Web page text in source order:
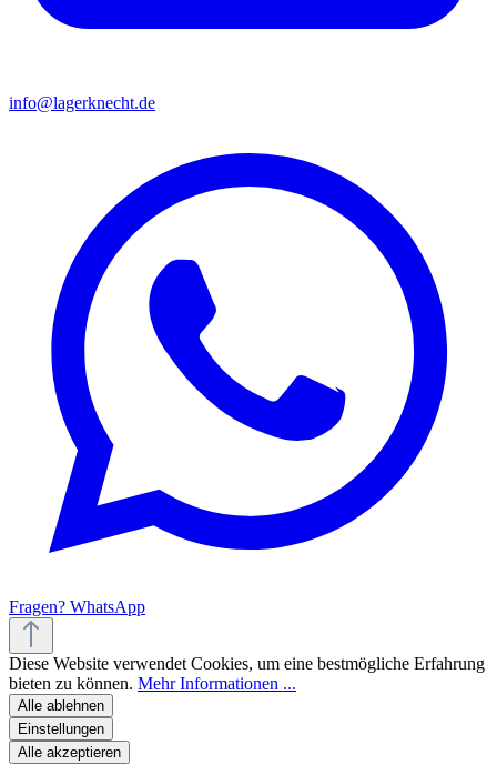
info@lagerknecht.de
Fragen? WhatsApp
Diese Website verwendet Cookies, um eine bestmögliche Erfahrung
bieten zu können. Mehr Informationen ...
Alle ablehnen
Einstellungen
Alle akzeptieren